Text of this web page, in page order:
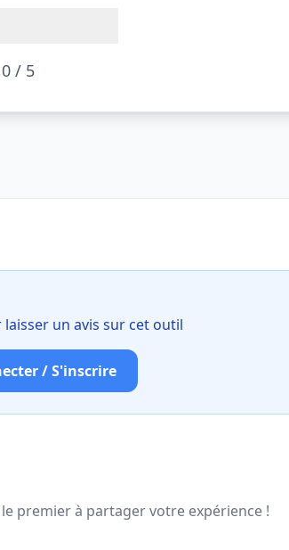
0 / 5
un avis sur cet outil
/ S'inscrire
premier à partager votre expérience !